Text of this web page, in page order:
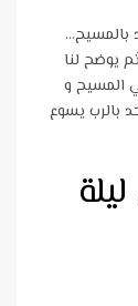
بالمسيح…
يوضح لنا
المسيح و
بالرب يسوع